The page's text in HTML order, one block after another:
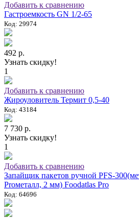
Добавить к сравнению
Гастроемкость GN 1/2-65
Код: 29974
492 р.
Узнать скидку!
1
Добавить к сравнению
Жироуловитель Термит 0,5-40
Код: 43184
7 730 р.
Узнать скидку!
1
Добавить к сравнению
Запайщик пакетов ручной PFS-
Proметалл, 2 мм) Foodatlas Pro
Код: 64696